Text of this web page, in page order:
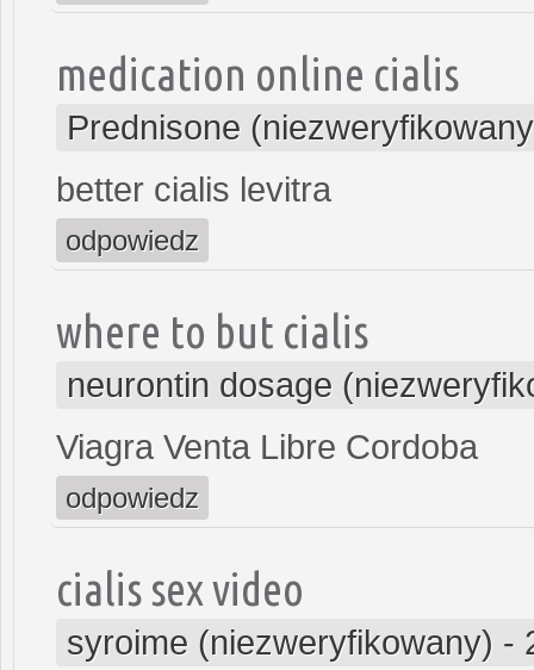
medication online cialis
Prednisone
better cialis levitra
odpowiedz
where to but cialis
neurontin dosage
Viagra Venta Libre Cordoba
odpowiedz
cialis sex video
syroime (niezweryfikowany) -